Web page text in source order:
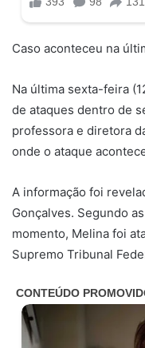
Caso aconteceu na
Na última sexta-feira
de ataques dentro de
professora e diretora
onde o ataque
A informação foi
Gonçalves. Segundo
momento, Melina foi
Supremo Tribunal